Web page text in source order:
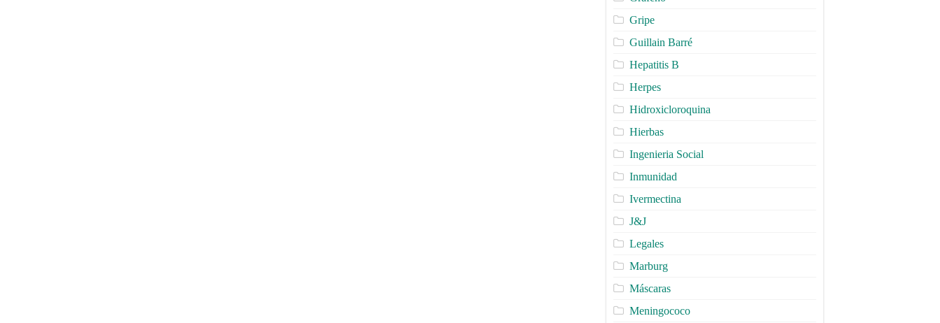
Gripe
Guillain Barré
Hepatitis B
Herpes
Hidroxicloroquina
Hierbas
Ingenieria Social
Inmunidad
Ivermectina
J&J
Legales
Marburg
Máscaras
Meningococo